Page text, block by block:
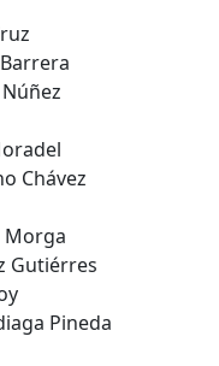
Chávez
Morga
Gutiérres
Pineda